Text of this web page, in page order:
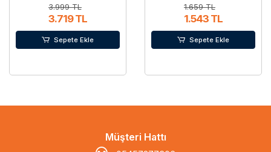
3.999 TL
3.719 TL
Sepete Ekle
1.659 TL
1.543 TL
Sepete Ekle
Müşteri Hattı